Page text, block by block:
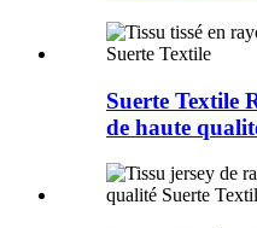
Suerte Textile
de haute